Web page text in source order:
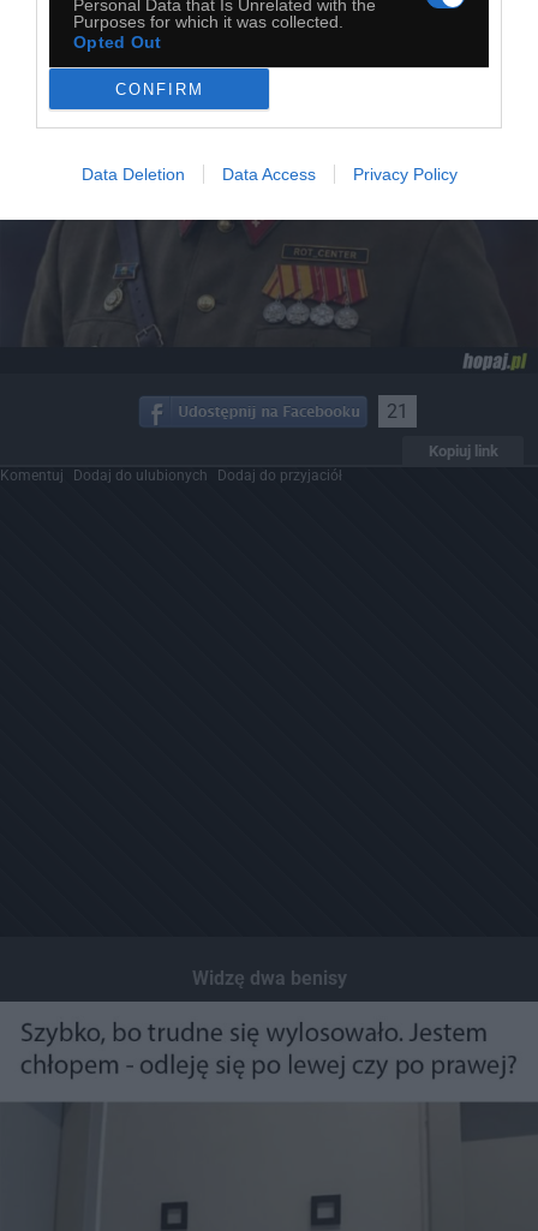
Personal Data that Is Unrelated with the
Purposes for which it was collected.
Opted Out
CONFIRM
Data Deletion Data Access Privacy Policy
21
Kopiuj link
Komentuj Dodaj do ulubionych Dodaj do przyjaciół
Widzę dwa benisy